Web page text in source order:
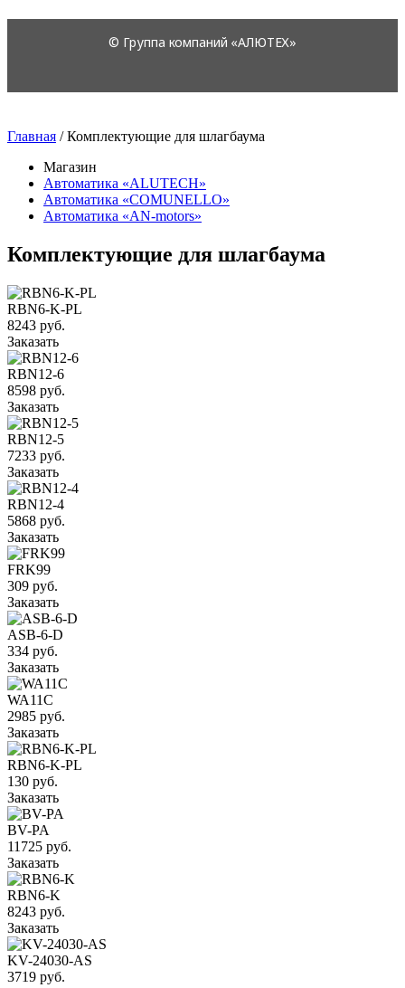
Главная /Комплектующие для шлагбаума
Магазин
Автоматика «ALUTECH»
Автоматика «COMUNELLO»
Автоматика «AN-motors»
Комплектующие для шлагбаума
RBN6-K-PL
8243 руб.
Заказать
RBN12-6
8598 руб.
Заказать
RBN12-5
7233 руб.
Заказать
RBN12-4
5868 руб.
Заказать
FRK99
309 руб.
Заказать
ASB-6-D
334 руб.
Заказать
WA11C
2985 руб.
Заказать
RBN6-K-PL
130 руб.
Заказать
BV-PA
11725 руб.
Заказать
RBN6-K
8243 руб.
Заказать
KV-24030-AS
3719 руб.